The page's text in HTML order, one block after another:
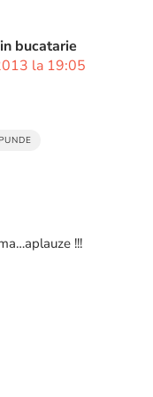
bucatarie
la 19:05
!!!